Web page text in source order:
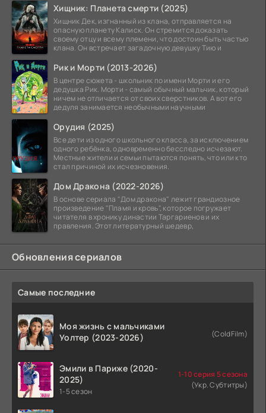
Хищник: Планета смерти (2025)
Хищник Дек, изгнанный из клана, отправляется на
опасную планету Калиск. Он стремится доказать
своему отцу и всему племени, что достоин быть частью
клана. Он встречает загадочную девушку Тию и
Рик и Морти (2013-2026)
В центре сюжета - школьник по имени Морти и его
дедушка Рик. Морти - самый обычный мальчик, который
ничем не отличается от своих сверстников. А вот его
дедуля занимается необычными научными
Орудия (2025)
Все дети из одного школьного класса, за исключением
одного ребёнка, одновременно бесследно исчезают.
Местные жители и семьи пытаются понять, что или кто
стал причиной их исчезновения.
Дом Дракона (2022-2026)
В основе сериала "Дом дракона" лежит грандиозное
произведение "Пламя и кровь", которое погружает
читателя в хронику династии Таргариенов и их
правления. Этот литературный шедевр,
Обновления сериалов
Самые последние
Моя жизнь с мальчиками
Уолтер (2023-2026)
(ColdFilm)
Эмили в Париже (2020-
2025)
1-5 сезон
1-10 серия 5 сезона
(Укр. Субтитры)